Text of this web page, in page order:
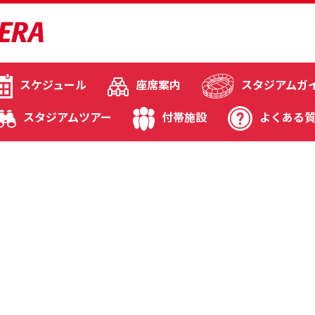
スケジュール 座席案内
スタジアムガ
スタジアムツアー
付帯施設 よくある